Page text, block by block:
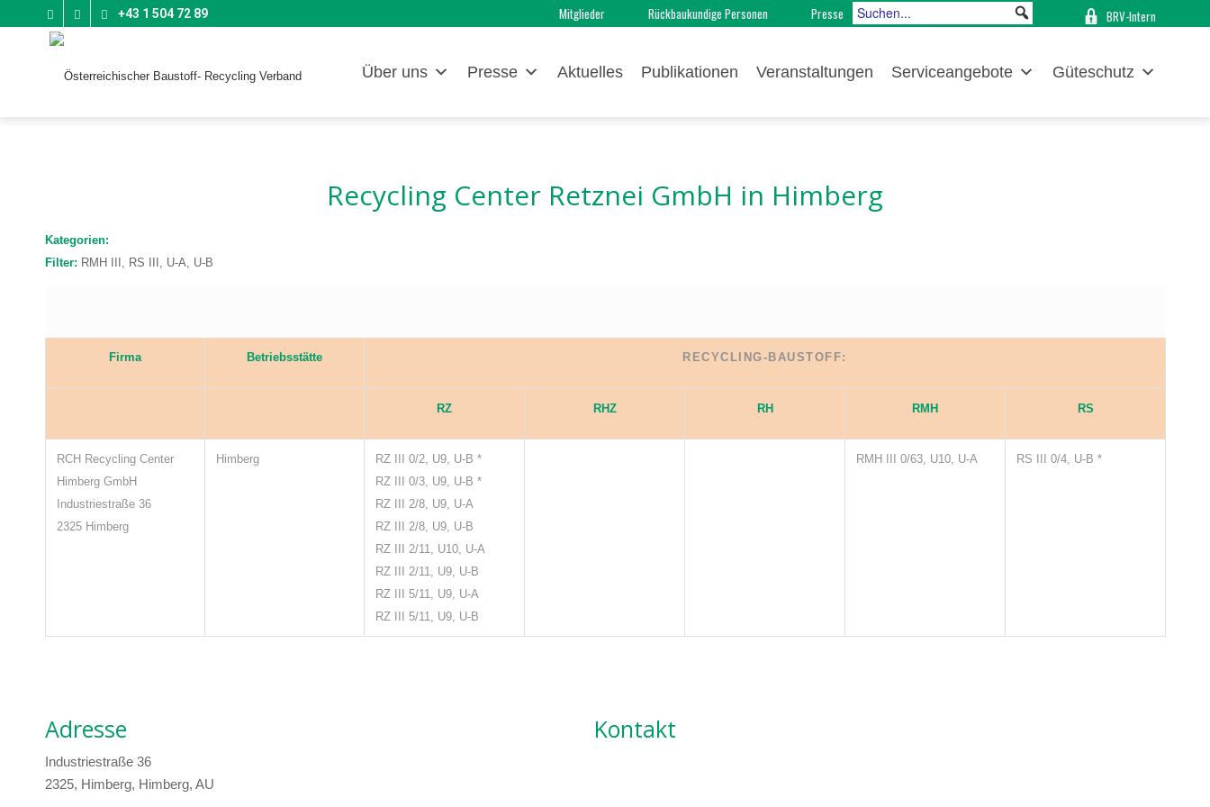
Mitglieder Rückbaukundige Personen Presse BRV-Intern
+43 1 504 72 89
Über uns Presse Aktuelles Publikationen Veranstaltungen Serviceangebote Güteschutz
Recycling Center Retznei GmbH in Himberg
Kategorien:
Filter: RMH III, RS III, U-A, U-B
Firma Betriebsstätte RECYCLING-BAUSTOFF:
RZ RHZ RH RMH RS
RCH Recycling Center
Himberg GmbH
Industriestraße 36
2325 Himberg
Himberg
RZ III 0/2, U9, U-B *
RZ III 0/3, U9, U-B *
RZ III 2/8, U9, U-A
RZ III 2/8, U9, U-B
RZ III 2/11, U10, U-A
RZ III 2/11, U9, U-B
RZ III 5/11, U9, U-A
RZ III 5/11, U9, U-B
RMH III 0/63, U10, U-A RS III 0/4, U-B *
Adresse
Industriestraße 36
2325, Himberg, Himberg, AU
Kontakt